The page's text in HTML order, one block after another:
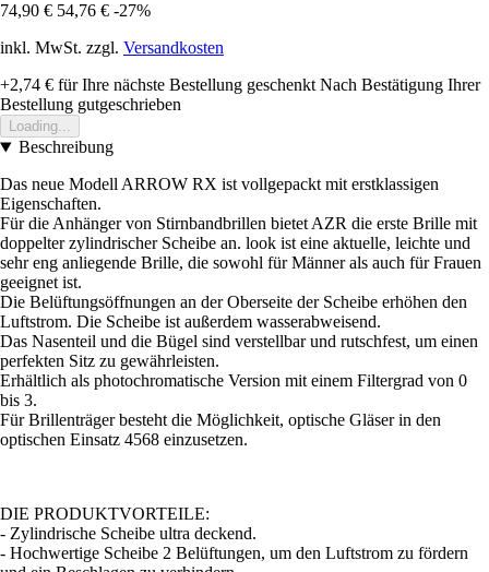
74,90 € 54,76 € -27%
inkl. MwSt. zzgl. Versandkosten
+2,74 € für Ihre nächste Bestellung geschenkt Nach Bestätigung Ihrer
Bestellung gutgeschrieben
Loading...
Beschreibung
Das neue Modell ARROW RX ist vollgepackt mit erstklassigen
Eigenschaften.
Für die Anhänger von Stirnbandbrillen bietet AZR die erste Brille mit
doppelter zylindrischer Scheibe an. look ist eine aktuelle, leichte und
sehr eng anliegende Brille, die sowohl für Männer als auch für Frauen
geeignet ist.
Die Belüftungsöffnungen an der Oberseite der Scheibe erhöhen den
Luftstrom. Die Scheibe ist außerdem wasserabweisend.
Das Nasenteil und die Bügel sind verstellbar und rutschfest, um einen
perfekten Sitz zu gewährleisten.
Erhältlich als photochromatische Version mit einem Filtergrad von 0
bis 3.
Für Brillenträger besteht die Möglichkeit, optische Gläser in den
optischen Einsatz 4568 einzusetzen.
DIE PRODUKTVORTEILE:
- Zylindrische Scheibe ultra deckend.
- Hochwertige Scheibe 2 Belüftungen, um den Luftstrom zu fördern